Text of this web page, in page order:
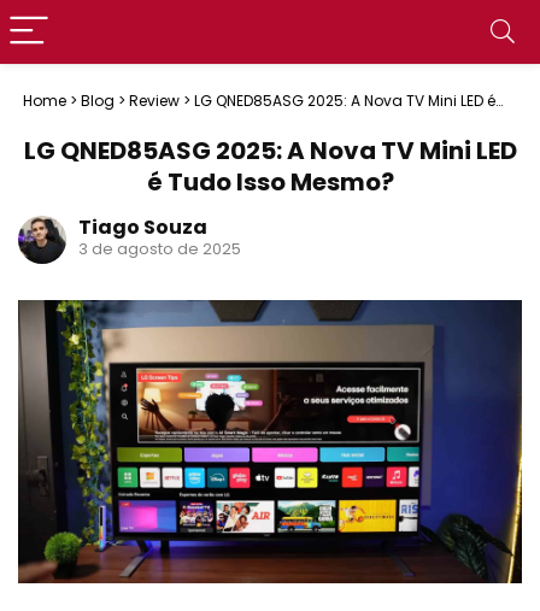
Home > Blog > Review > LG QNED85ASG 2025: A Nova TV Mini LED é
LG QNED85ASG 2025: A Nova TV Mini LED
é Tudo Isso Mesmo?
Tiago Souza
3 de agosto de 2025